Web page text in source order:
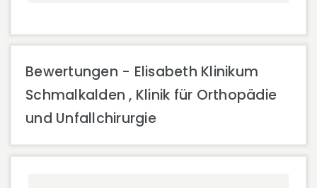
Bewertungen - Elisabeth Klinikum
Schmalkalden , Klinik für Orthopädie
und Unfallchirurgie